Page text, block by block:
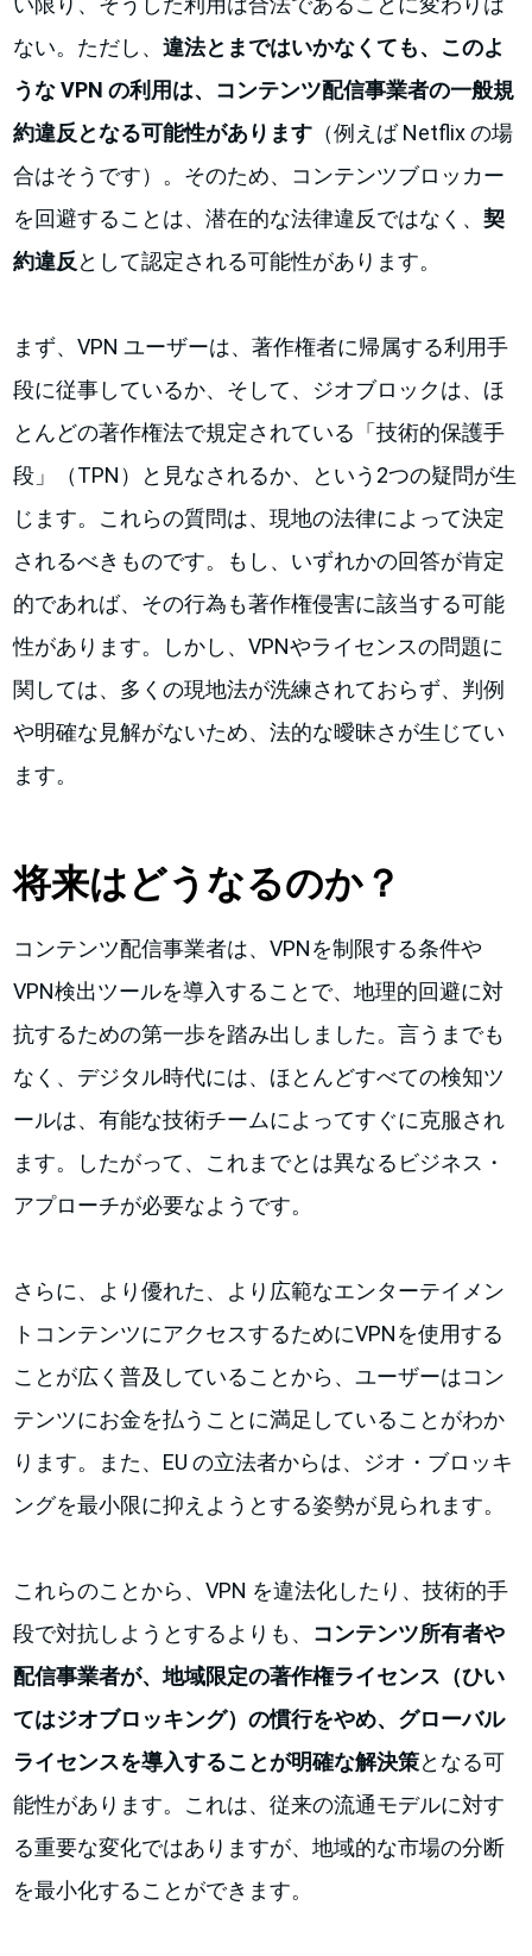
ない。ただし、違法とまではいかなくても、このよ
うな VPN の利用は、コンテンツ配信事業者の一般規
約違反となる可能性があります （例えば Netflix の場
合はそうです）。そのため、コンテンツブロッカー
を回避することは、潜在的な法律違反ではなく、契
約違反 として認定される可能性があります。
まず、VPN ユーザーは、著作権者に帰属する利用手
段に従事しているか、そして、ジオブロックは、ほ
とんどの著作権法で規定されている「技術的保護手
段」（TPN）と見なされるか、という2つの疑問が生
じます。これらの質問は、現地の法律によって決定
されるべきものです。もし、いずれかの回答が肯定
的であれば、その行為も著作権侵害に該当する可能
性があります。しかし、VPNやライセンスの問題に
関しては、多くの現地法が洗練されておらず、判例
や明確な見解がないため、法的な曖昧さが生じてい
ます。
将来はどうなるのか？
コンテンツ配信事業者は、VPNを制限する条件や
VPN検出ツールを導入することで、地理的回避に対
抗するための第一歩を踏み出しました。言うまでも
なく、デジタル時代には、ほとんどすべての検知ツ
ールは、有能な技術チームによってすぐに克服され
ます。したがって、これまでとは異なるビジネス・
アプローチが必要なようです。
さらに、より優れた、より広範なエンターテイメン
トコンテンツにアクセスするためにVPNを使用する
ことが広く普及していることから、ユーザーはコン
テンツにお金を払うことに満足していることがわか
ります。また、EU の立法者からは、ジオ・ブロッキ
ングを最小限に抑えようとする姿勢が見られます。
これらのことから、VPN を違法化したり、技術的手
段で対抗しようとするよりも、 コンテンツ所有者や
配信事業者が、地域限定の著作権ライセンス（ひい
てはジオブロッキング）の慣行をやめ、グローバル
ライセンスを導入することが明確な解決策となる可
能性があります。これは、従来の流通モデルに対す
る重要な変化ではありますが、地域的な市場の分断
を最小化することができます。